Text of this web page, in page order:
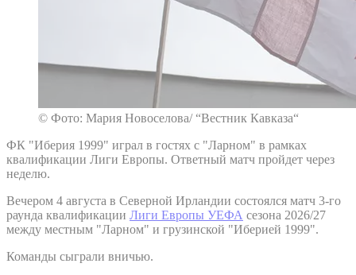
© Фото: Мария Новоселова/ “Вестник Кавказа“
ФК "Иберия 1999" играл в гостях с "Ларном" в рамках
квалификации Лиги Европы. Ответный матч пройдет через
неделю.
Вечером 4 августа в Северной Ирландии состоялся матч 3-го
раунда квалификации Лиги Европы УЕФА сезона 2026/27
между местным "Ларном" и грузинской "Иберией 1999".
Команды сыграли вничью.